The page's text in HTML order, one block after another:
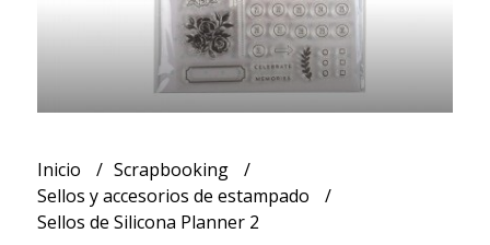
Inicio
Scrapbooking
Sellos y accesorios de estampado
Sellos de Silicona Planner 2